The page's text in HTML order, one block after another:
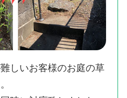
しいお客様のお庭の草